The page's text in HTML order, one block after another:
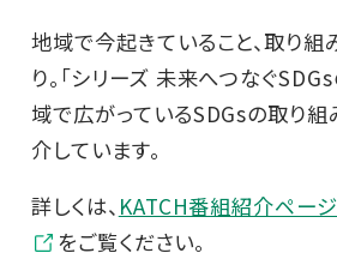
地域で今起きていること、取り組
り。「シリーズ 未来へつなぐ
域で広がっているSDGsの取り組
介しています。
詳しくは、 KATCH番組紹介ページ
をご覧ください。